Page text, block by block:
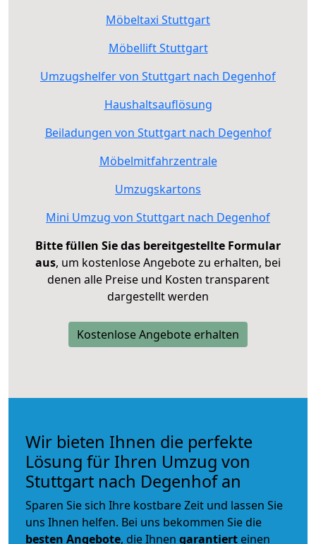
Möbeltaxi Stuttgart
Möbellift Stuttgart
Umzugshelfer von Stuttgart nach Degenhof
Haushaltsauflösung
Beiladungen von Stuttgart nach Degenhof
Möbelmitfahrzentrale
Umzugskartons
Mini Umzug von Stuttgart nach Degenhof
Bitte füllen Sie das bereitgestellte Formular
aus, um kostenlose Angebote zu erhalten, bei
denen alle Preise und Kosten transparent
dargestellt werden
Kostenlose Angebote erhalten
Wir bieten Ihnen die perfekte
Lösung für Ihren Umzug von
Stuttgart nach Degenhof an
Sparen Sie sich Ihre kostbare Zeit und lassen Sie
uns Ihnen helfen. Bei uns bekommen Sie die
besten Angebote, die Ihnen garantiert einen